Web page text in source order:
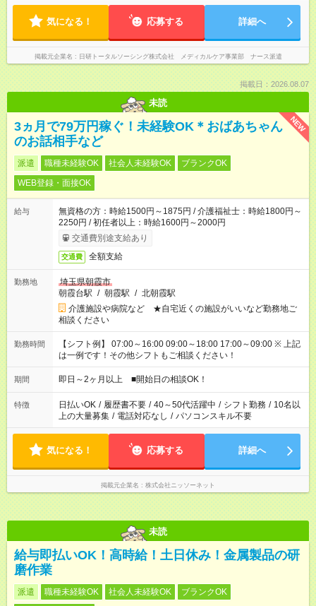
気になる！ 応募する 詳細へ
掲載元企業名 日研トータルソーシング株式会社 メディカルケア事業部 ナース派遣
掲載日：2026.08.07
未読
NEW
3ヵ月で79万円稼ぐ！未経験OK＊おばあちゃん
のお話相手など
派遣 職種未経験OK 社会人未経験OK
ブランクOK
WEB登録・面接OK
給与
無資格の方：時給1500円～1875円 / 介護福祉士：時給1800円～
2250円 / 初任者以上：時給1600円～2000円
交通費別途支給あり
交通費 全額支給
勤務地
埼玉県朝霞市
朝霞台駅 / 朝霞駅 / 北朝霞駅
介護施設や病院など ★自宅近くの施設がいいなど勤務地ご
相談ください
勤務時間
【シフト例】 07:00～16:00 09:00～18:00 17:00～09:00 ※ 上記
は一例です！その他シフトもご相談ください！
期間 即日～2ヶ月以上 ■開始日の相談OK！
特徴 日払いOK / 履歴書不要 / 40～50代活躍中 / シフト勤務 / 10名以
上の大量募集 / 電話対応なし / パソコンスキル不要
気になる！ 応募する 詳細へ
掲載元企業名 株式会社ニッソーネット
未読
給与即払いOK！高時給！土日休み！金属製品の研
磨作業
派遣 職種未経験OK 社会人未経験OK
ブランクOK